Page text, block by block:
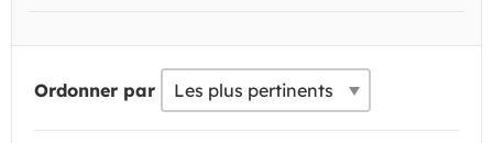
Ordonner par